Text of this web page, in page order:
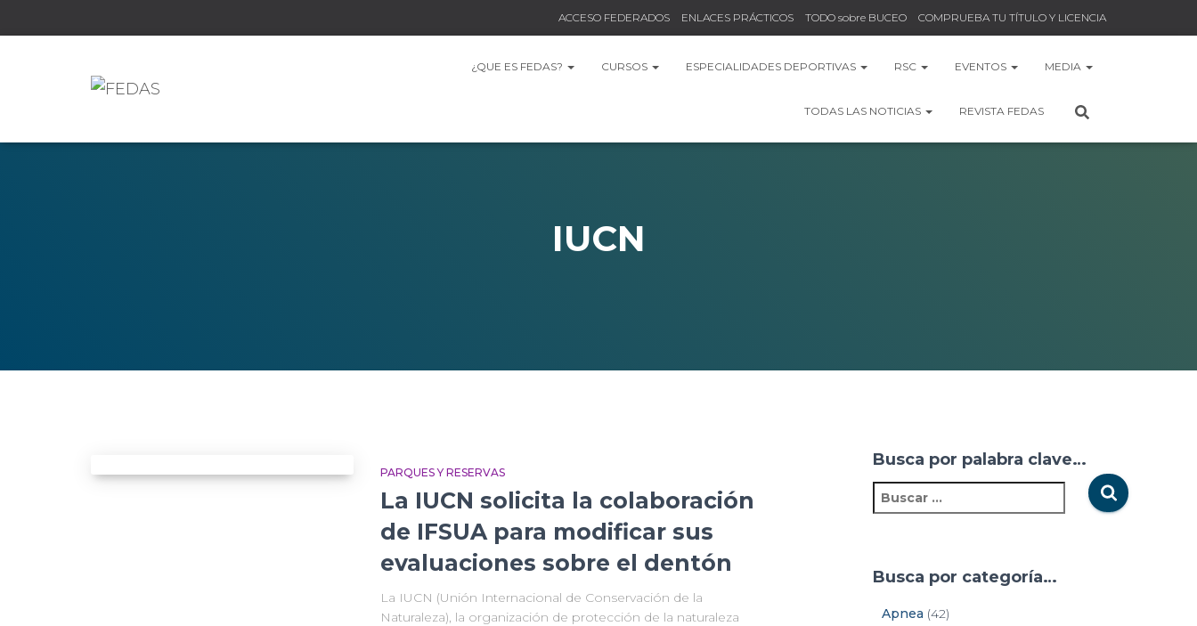
ACCESO FEDERADOS ENLACES PRÁCTICOS TODO sobre BUCEO COMPRUEBA TU TÍTULO Y LICENCIA
¿QUE ES FEDAS? CURSOS ESPECIALIDADES DEPORTIVAS RSC EVENTOS MEDIA
TODAS LAS NOTICIAS REVISTA FEDAS
IUCN
PARQUES Y RESERVAS
La IUCN solicita la colaboración
de IFSUA para modificar sus
evaluaciones sobre el dentón
La IUCN (Unión Internacional de Conservación de la
Naturaleza), la organización de protección de la naturaleza
Busca por palabra clave…
Busca por categoría…
Apnea (42)